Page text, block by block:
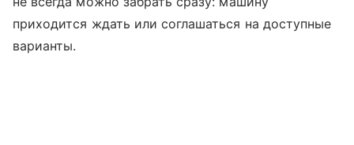
приходится ждать или соглашаться на доступные
варианты.